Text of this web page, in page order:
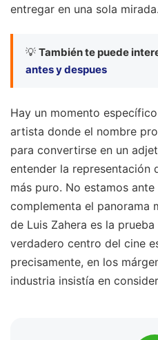
entregar en una sola mirada.
💡 También te puede
antes y despues
Hay un momento
artista donde el nombre
para convertirse en un
entender la representación
más puro. No estamos
complementa el panorama
de Luis Zahera es la
verdadero centro del cine
precisamente, en los
industria insistía en